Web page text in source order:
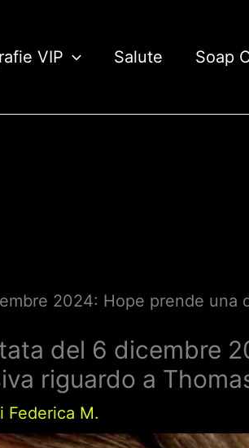
VIP Salute Soap
2024: Hope prende una
del 6 dicembre
riguardo a
Federica M.